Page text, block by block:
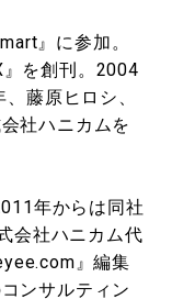
』に参加。
を創刊。2004
藤原ヒロシ、
社ハニカムを
年からは同社
会社ハニカム代
』編集
ンサルティン